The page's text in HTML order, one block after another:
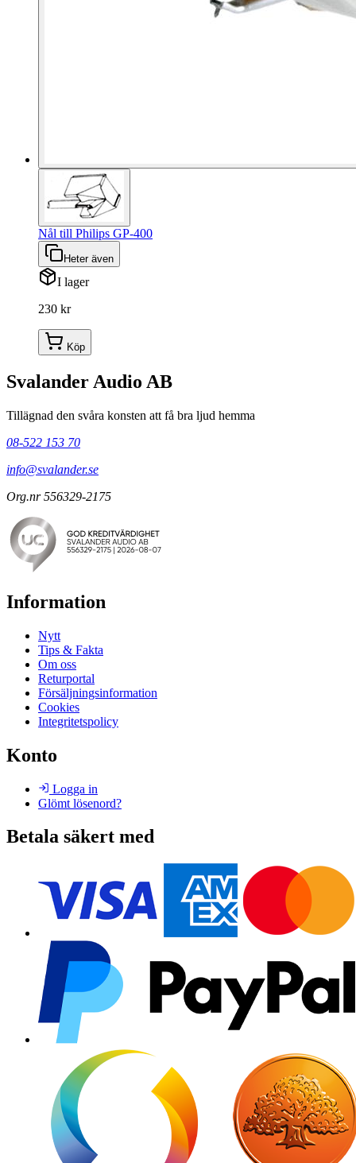
Nål till Philips GP-400
Heter även
I lager
230 kr
Köp
Svalander Audio AB
Tillägnad den svåra konsten att få bra ljud hemma
08-522 153 70
info@svalander.se
Org.nr 556329-2175
Information
Nytt
Tips & Fakta
Om oss
Returportal
Försäljningsinformation
Cookies
Integritetspolicy
Konto
Logga in
Glömt lösenord?
Betala säkert med